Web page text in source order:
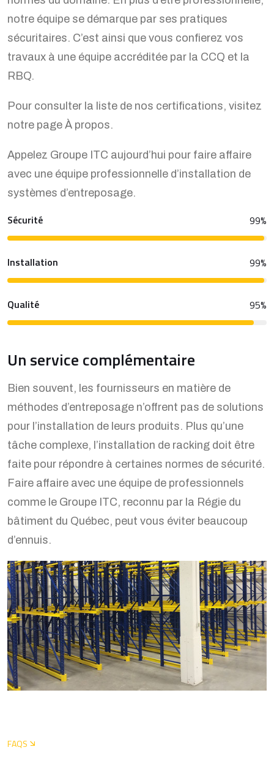
notre équipe se démarque par ses pratiques
sécuritaires. C’est ainsi que vous confierez vos
travaux à une équipe accréditée par la CCQ et la
RBQ.
Pour consulter la liste de nos certifications, visitez
notre page À propos.
Appelez Groupe ITC aujourd’hui pour faire affaire
avec une équipe professionnelle d’installation de
systèmes d’entreposage.
Sécurité 99%
Installation 99%
Qualité 95%
Un service complémentaire
Bien souvent, les fournisseurs en matière de
méthodes d’entreposage n’offrent pas de solutions
pour l’installation de leurs produits. Plus qu’une
tâche complexe, l’installation de racking doit être
faite pour répondre à certaines normes de sécurité.
Faire affaire avec une équipe de professionnels
comme le Groupe ITC, reconnu par la Régie du
bâtiment du Québec, peut vous éviter beaucoup
d’ennuis.
FAQS